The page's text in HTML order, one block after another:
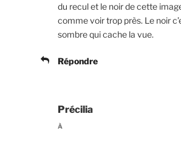
du recul et le noir de cette
comme voir trop près. Le noir
sombre qui cache la vue.
Répondre
Précilia
À